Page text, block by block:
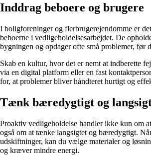
Inddrag beboere og brugere
I boligforeninger og flerbrugerejendomme er
beboerne i vedligeholdelsesarbejdet. De
bygningen og opdager ofte små problemer, før
Skab en kultur, hvor det er nemt at indberette
via en digital platform eller en fast
for, at problemer bliver håndteret hurtigt og
Tænk bæredygtigt og
Proaktiv vedligeholdelse handler ikke kun om
også om at tænke langsigtet og bæredygtigt.
udskiftninger, kan du vælge materialer og
og kræver mindre energi.